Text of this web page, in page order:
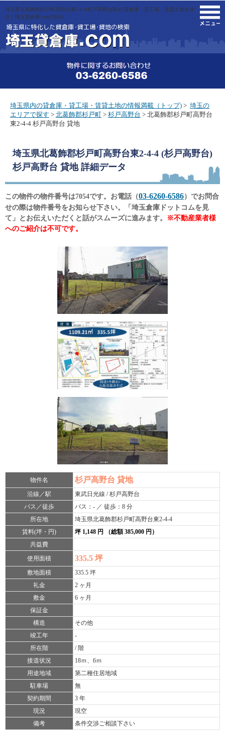
埼玉県北葛飾郡杉戸町高野台東2-4-4(杉戸高野台駅)の貸倉庫・貸工場・賃貸土地を仲
介｜埼玉貸倉庫.com[7054]
埼玉県内の貸倉庫・貸工場・賃貸土地の情報満載（トップ) > 埼玉の
エリアで探す > 北葛飾郡杉戸町 > 杉戸高野台 > 北葛飾郡杉戸町高野台
東2-4-4 杉戸高野台 貸地
埼玉県北葛飾郡杉戸町高野台東2-4-4 (杉戸高野台)
杉戸高野台 貸地詳細データ
この物件の物件番号は7054です。お電話（03-6260-6586）でお問合
せの際は物件番号をお知らせ下さい。「埼玉倉庫ドットコムを見
て」とお伝えいただくと話がスムーズに進みます。
※不動産業者様
へのご紹介は不可です。
物件名 杉戸高野台 貸地
沿線／駅
東武日光線 / 杉戸高野台
バス／徒歩
バス：- ／ 徒歩：8 分
所在地
埼玉県北葛飾郡杉戸町高野台東2-4-4
賃料(坪・円)
坪 1,148 円 （総額 385,000 円）
共益費
使用面積
335.5 坪
敷地面積
335.5 坪
礼金
2 ヶ月
敷金
6 ヶ月
保証金
構造
その他
竣工年
-
所在階
/ 階
接道状況
18ｍ、6ｍ
用途地域
第二種住居地域
駐車場
無
契約期間
3 年
現況
現空
備考
条件交渉ご相談下さい